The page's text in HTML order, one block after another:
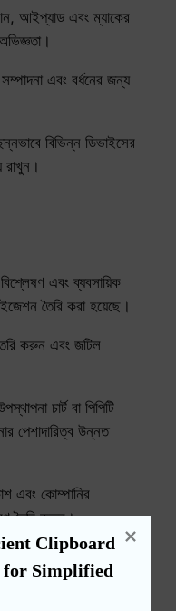
আইপ্যাড এবং ম্যাকের
এবং বর্ধনের জন্য
বিভিন্ন ডিভাইসের
এবং ব্যবসায়িক
তৈরি করা হয়েছে।
করুন এবং জটিল
চার্ট বা পিপিটি
পেশাদারিত্ব উন্নত
এবং কোম্পানির
তৈরি করুন।
প্রকল্প
করুন।
Clipboard
for Simplified